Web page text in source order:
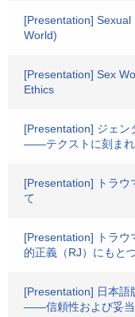
[Presentation]
World)
[Presentation] Sex
Ethics
[Presentation] ジェン
――テクストに刻まれ
[Presentation] トラ
て
[Presentation] トラウ
的正義（RJ）にもと
[Presentation] 日本語
――信頼性および妥当